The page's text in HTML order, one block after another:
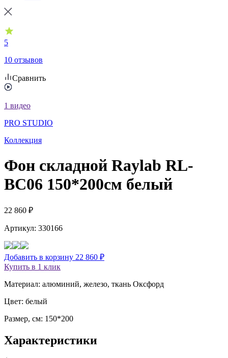
5
10 отзывов
Сравнить
1 видео
PRO STUDIO
Коллекция
Фон складной Raylab RL-
BC06 150*200см белый
22 860 ₽
Артикул: 330166
Добавить в корзину 22 860 ₽
Купить в 1 клик
Материал: алюминий, железо, ткань Оксфорд
Цвет: белый
Размер, см: 150*200
Характеристики